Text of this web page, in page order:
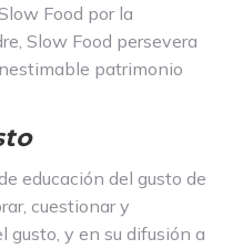
Food por la
Slow Food persevera
patrimonio
educación del gusto de
cuestionar y
gusto, y en su difusión a